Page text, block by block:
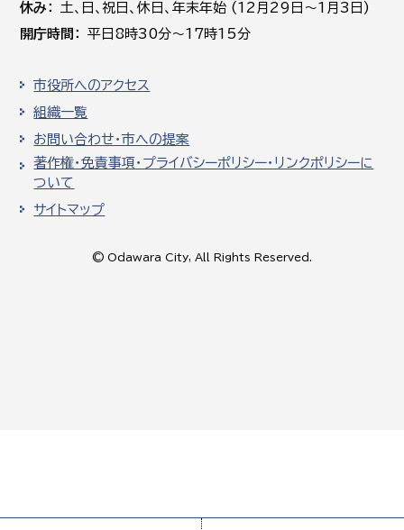
休み
土､日､祝日、休日、年末年始 (12月29日～1月3日)
開庁時間
平日8時30分～17時15分
市役所へのアクセス
組織一覧
お問い合わせ・市への提案
著作権・免責事項・プライバシーポリシー・リンクポリシーに
ついて
サイトマップ
© Odawara City, All Rights Reserved.